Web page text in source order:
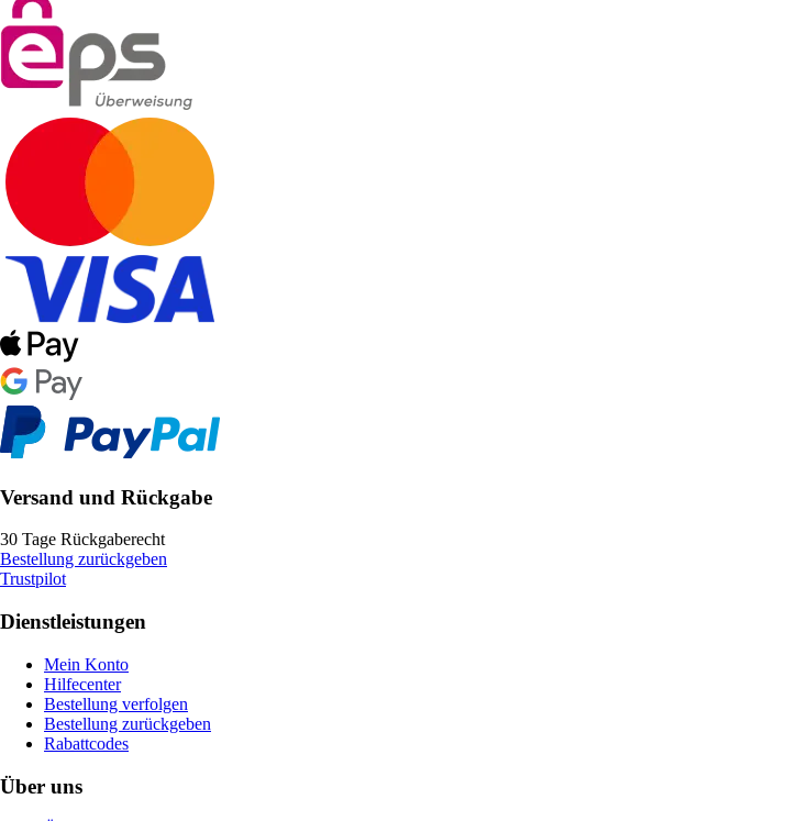
Versand und Rückgabe
30 Tage Rückgaberecht
Bestellung zurückgeben
Trustpilot
Dienstleistungen
Mein Konto
Hilfecenter
Bestellung verfolgen
Bestellung zurückgeben
Rabattcodes
Über uns